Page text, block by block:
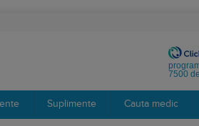
7500
Suplimente Cauta medic